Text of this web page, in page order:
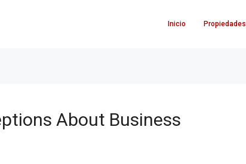
Inicio Propiedades
About Business